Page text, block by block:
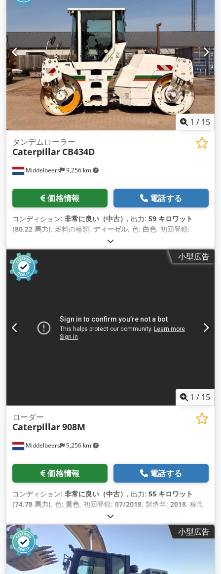
1 / 15
Middelbeers 9,256 km
タンデムローラー
Caterpillar CB434D
価格情報 電話する
コンディション: 非常に良い（中古） , 出力: 59 キロワット
(80.22 馬力), 燃料の種類: ディーゼル, 色: 白色, 初回登録:
, 稼働時間:
小型広告
1 / 15
Middelbeers 9,256 km
ローダー
Caterpillar908M
価格情報 電話する
コンディション: 非常に良い（中古） , 出力: 55 キロワット
(74.78 馬力), 色: 黄色, 初回登録: 07/2018, 製造年: 2018, 稼働
キャビン, 車載コンピュータ
小型広告